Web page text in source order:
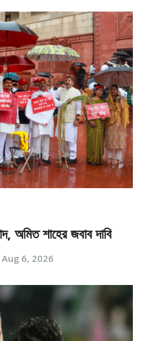
অমিত শাহের জবাব দাবি
Aug 6, 2026